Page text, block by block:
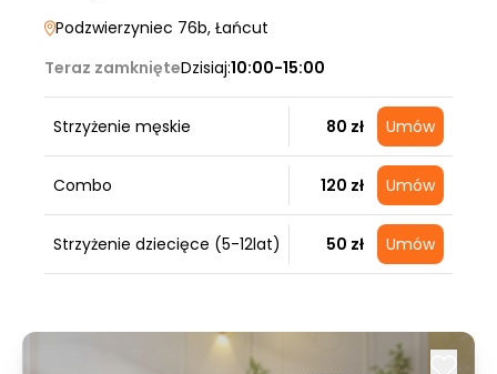
Podzwierzyniec 76b, Łańcut
Teraz zamknięteDzisiaj:10:00-15:00
Strzyżenie męskie 80 zł Umów
Combo 120 zł Umów
Strzyżenie dziecięce (5-12lat) 50 zł Umów